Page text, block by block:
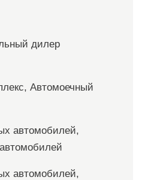
дилер
Автомоечный
автомобилей,
автомобилей,